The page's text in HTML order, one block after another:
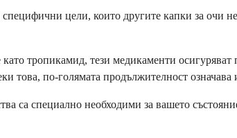
цели, които другите капки за очи
тропикамид, тези медикаменти
това, по-голямата продължителност
са специално необходими за вашето